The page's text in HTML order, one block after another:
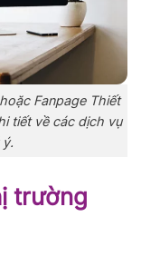
Fanpage Thiết
tiết về các dịch vụ
trường